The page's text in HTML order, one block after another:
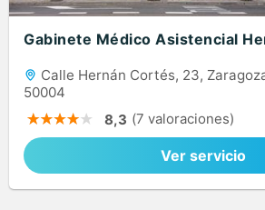
Gabinete Médico Asistencial
Calle Hernán Cortés, 23,
50004
8,3 (7 valoraciones)
Ver servicio